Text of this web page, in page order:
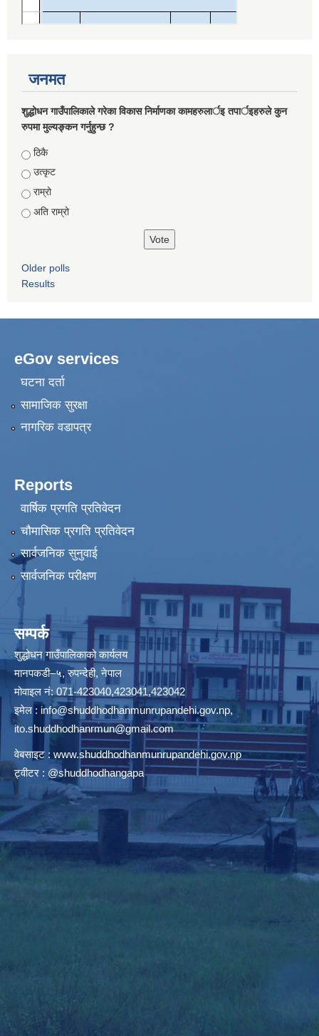
जनमत
शुद्धोधन गाउँपालिकाले गरेका विकास निर्माणका कामहरुलार्इ तपार्इहरुले कुन
रुपमा मुल्यङ्कन गर्नुहुन्छ ?
Choices
ठिकै
उत्कृट
राम्रो
अति राम्रो
Older polls
Results
eGov services
घटना दर्ता
सामाजिक सुरक्षा
नागरिक वडापत्र
Reports
वार्षिक प्रगति प्रतिवेदन
चौमासिक प्रगति प्रतिवेदन
सार्वजनिक सुनुवाई
सार्वजनिक परीक्षण
सम्पर्क
शुद्धोधन गाउँपालिकाको कार्यलय
मानपकडी–५, रुपन्देही, नेपाल
मोवाइल नं: 071-423040,423041,423042
इमेल : info@shuddhodhanmunrupandehi.gov.np,
ito.shuddhodhanrmun@gmail.com
वेबसाइट : www.shuddhodhanmunrupandehi.gov.np
ट्वीटर : @shuddhodhangapa